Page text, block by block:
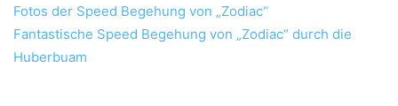
Fotos der Speed Begehung von „Zodiac“
Fantastische Speed Begehung von „Zodiac“ durch die
Huberbuam